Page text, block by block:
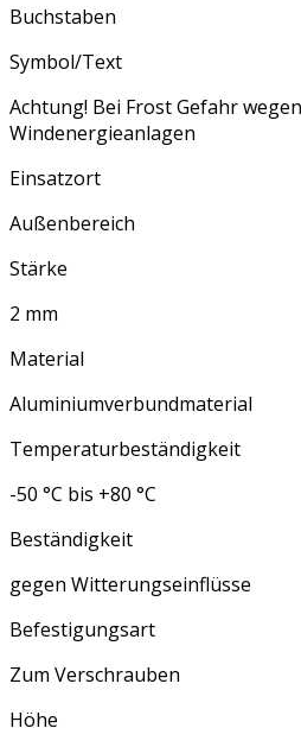
Buchstaben
Symbol/Text
Achtung! Bei Frost Gefahr
Windenergieanlagen
Einsatzort
Außenbereich
Stärke
2 mm
Material
Aluminiumverbundmaterial
Temperaturbeständigkeit
-50 °C bis +80 °C
Beständigkeit
gegen Witterungseinflüsse
Befestigungsart
Zum Verschrauben
Höhe